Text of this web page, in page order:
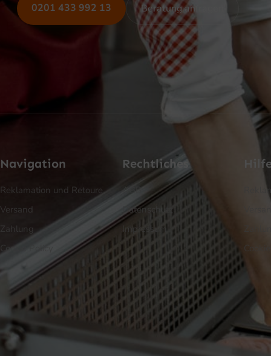
0201 433 992 13 Beratung anfragen
Navigation
Reklamation und Retoure
Versand
Zahlung
Cookie Policy
Rechtliches
AGB
Datenschutz
Impressum